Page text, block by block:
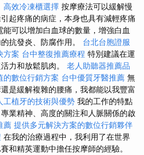
高效冷凍櫃選擇 按摩療法可以緩解慢
起疼痛的病症，本身也具有減輕疼痛
可以增加白血球的數量，增強白血
抗發炎、防腐作用。 台北台胞證服
方案 台中整復推薦療程 特別建議在運
力和放鬆肌肉。 老人助聽器推薦品
的數位行銷方案 台中優質牙醫推薦 無
是緩解複雜的腰痛，我都能以我豐富
工植牙的技術與優勢 我的工作的特點
業精神、高度的關注和人脈關係的啟
薦 提供多元解決方案的數位行銷夥伴
在我的治療過程中，我利用了在世界
和精英運動中擔任按摩師的經驗。